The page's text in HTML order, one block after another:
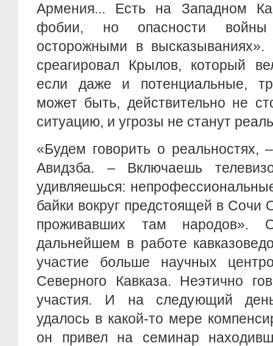
Армения... Есть на Западном
фобии, но опасности
осторожными в
среагировал Крылов, который
если даже и потенциальные,
может быть, действительно не
ситуацию, и угрозы не станут
«Будем говорить о реальностях,
Авидзба. – Включаешь
удивляешься:
байки вокруг предстоящей в
проживавших там народов».
дальнейшем в работе
участие больше научных
Северного Кавказа. Неэтично
участия. И на следующий
удалось в какой-то мере
он привел на семинар